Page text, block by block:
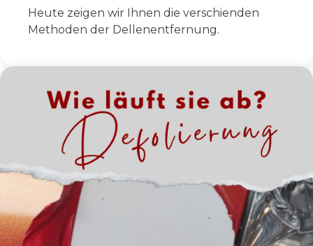
Heute zeigen wir Ihnen die verschienden
Methoden der Dellenentfernung.